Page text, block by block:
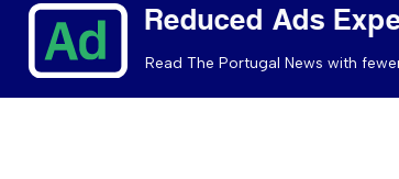
Reduced Ads
Read The Portugal News with